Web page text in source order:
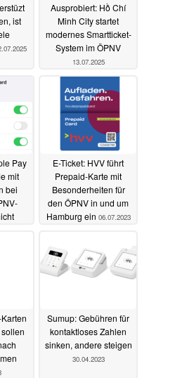
ist
Ausprobiert: Hồ Chí
Minh City startet
modernes Smartticket-
System im ÖPNV
13.07.2025
Pay
mit
bei
E-Ticket: HVV führt
Prepaid-Karte mit
Besonderheiten für
den ÖPNV in und um
Hamburg ein 06.07.2023
Sumup: Gebühren für
kontaktloses Zahlen
sinken, andere steigen
30.04.2023